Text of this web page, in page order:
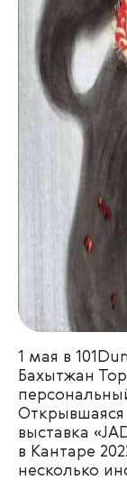
1 мая в
Бахытжан
выставка
в Кантаре
несколько